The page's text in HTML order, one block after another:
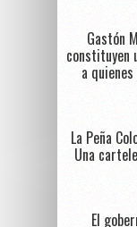
Gastón
constituyen
a
La Peña
Una
El